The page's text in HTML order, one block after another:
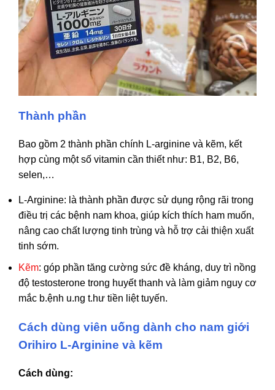
Thành phần
Bao gồm 2 thành phần chính L-arginine và kẽm, kết
hợp cùng một số vitamin cần thiết như: B1, B2, B6,
selen,…
L-Arginine: là thành phần được sử dụng rộng rãi trong
điều trị các bệnh nam khoa, giúp kích thích ham muốn,
nâng cao chất lượng tinh trùng và hỗ trợ cải thiện xuất
tinh sớm.
Kẽm: góp phần tăng cường sức đề kháng, duy trì nồng
độ testosterone trong huyết thanh và làm giảm nguy cơ
mắc b.ệnh u.ng t.hư tiền liệt tuyến.
Cách dùng viên uống dành cho nam giới
Orihiro L-Arginine và kẽm
Cách dùng: